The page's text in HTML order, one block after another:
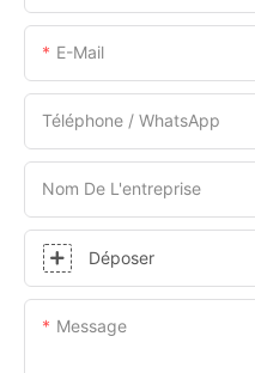
E-Mail
Téléphone / WhatsApp
Nom De L'entreprise
Déposer
Message